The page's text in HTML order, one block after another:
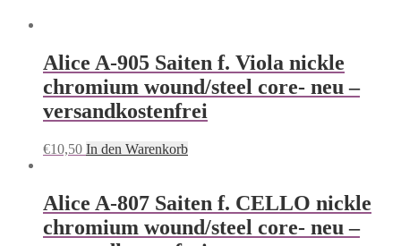
Alice A-905 Saiten f. Viola nickle
chromium wound/steel core- neu –
versandkostenfrei
€10,50 In den Warenkorb
Alice A-807 Saiten f. CELLO nickle
chromium wound/steel core- neu –